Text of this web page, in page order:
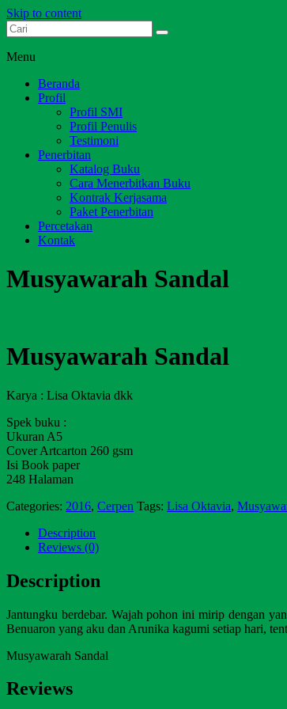
Skip to content
Dari Jambi untuk Indonesia
Menu
Beranda
Profil
Profil SMI
Profil Penulis
Testimoni
Penerbitan
Katalog Buku
Cara Menerbitkan Buku
Kontrak Kerjasama
Paket Penerbitan
Percetakan
Kontak
Musyawarah Sandal
Musyawarah Sandal
Karya : Lisa Oktavia dkk
Spek buku :
Ukuran A5
Cover Artcarton 260 gsm
Isi Book paper
248 Halaman
Categories: 2016, Cerpen Tags: Lisa Oktavia,
Description
Reviews (0)
Description
Jantungku berdebar. Wajah pohon ini mirip dengan
Benuaron yang aku dan Arunika kagumi setiap hari,
Musyawarah Sandal
Reviews